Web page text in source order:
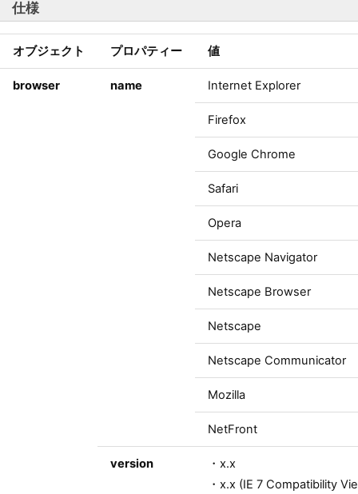
仕様
オブジェクト プロパティー 値
browser name Internet Explorer
Firefox
Google Chrome
Safari
Opera
Netscape Navigator
Netscape Browser
Netscape
Netscape Communicator
Mozilla
NetFront
version
・x.x
・x.x (IE 7 Compatibility